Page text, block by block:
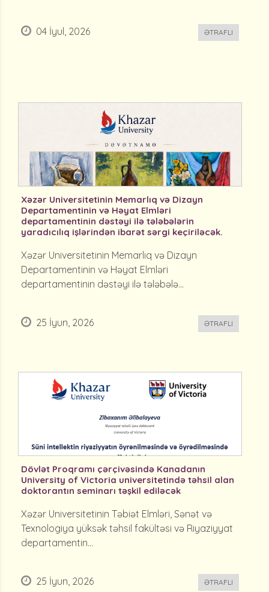
04 İyul, 2026 ƏTRAFLI
Xəzər Universitetinin Memarlıq və Dizayn
Departamentinin və Həyat Elmləri
departamentinin dəstəyi ilə tələbələrin
yaradıcılıq işlərindən ibarət sərgi keçiriləcək.
Xəzər Universitetinin Memarlıq və Dizayn
Departamentinin və Həyat Elmləri
departamentinin dəstəyi ilə tələbələ...
25 İyun, 2026 ƏTRAFLI
Dövlət Proqramı çərçivəsində Kanadanın
University of Victoria universitetində təhsil alan
doktorantın seminarı təşkil ediləcək
Xəzər Universitetinin Təbiət Elmləri, Sənət və
Texnologiya yüksək təhsil fakültəsi və Riyaziyyat
departamentin...
25 İyun, 2026 ƏTRAFLI